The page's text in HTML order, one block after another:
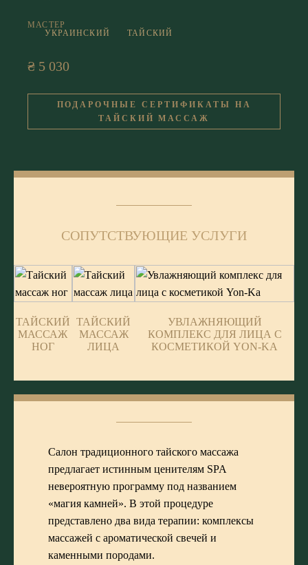
МАСТЕР
УКРАИНСКИЙ
ТАЙСКИЙ
₴ 5 030
ПОДАРОЧНЫЕ СЕРТИФИКАТЫ НА
ТАЙСКИЙ МАССАЖ
СОПУТСТВУЮЩИЕ УСЛУГИ
ТАЙСКИЙ
МАССАЖ
НОГ
ТАЙСКИЙ
МАССАЖ
ЛИЦА
УВЛАЖНЯЮЩИЙ
КОМПЛЕКС ДЛЯ ЛИЦА С
КОСМЕТИКОЙ YON-KA
Салон традиционного тайского массажа
предлагает истинным ценителям SPA
невероятную программу под названием
«магия камней». В этой процедуре
представлено два вида терапии: комплексы
массажей с ароматической свечей и
каменными породами.